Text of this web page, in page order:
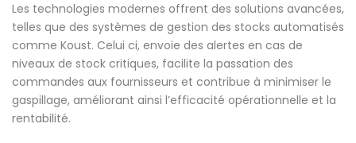
Les technologies modernes offrent des solutions avancées,
telles que des systèmes de gestion des stocks automatisés
comme Koust. Celui ci, envoie des alertes en cas de
niveaux de stock critiques, facilite la passation des
commandes aux fournisseurs et contribue à minimiser le
gaspillage, améliorant ainsi l’efficacité opérationnelle et la
rentabilité.